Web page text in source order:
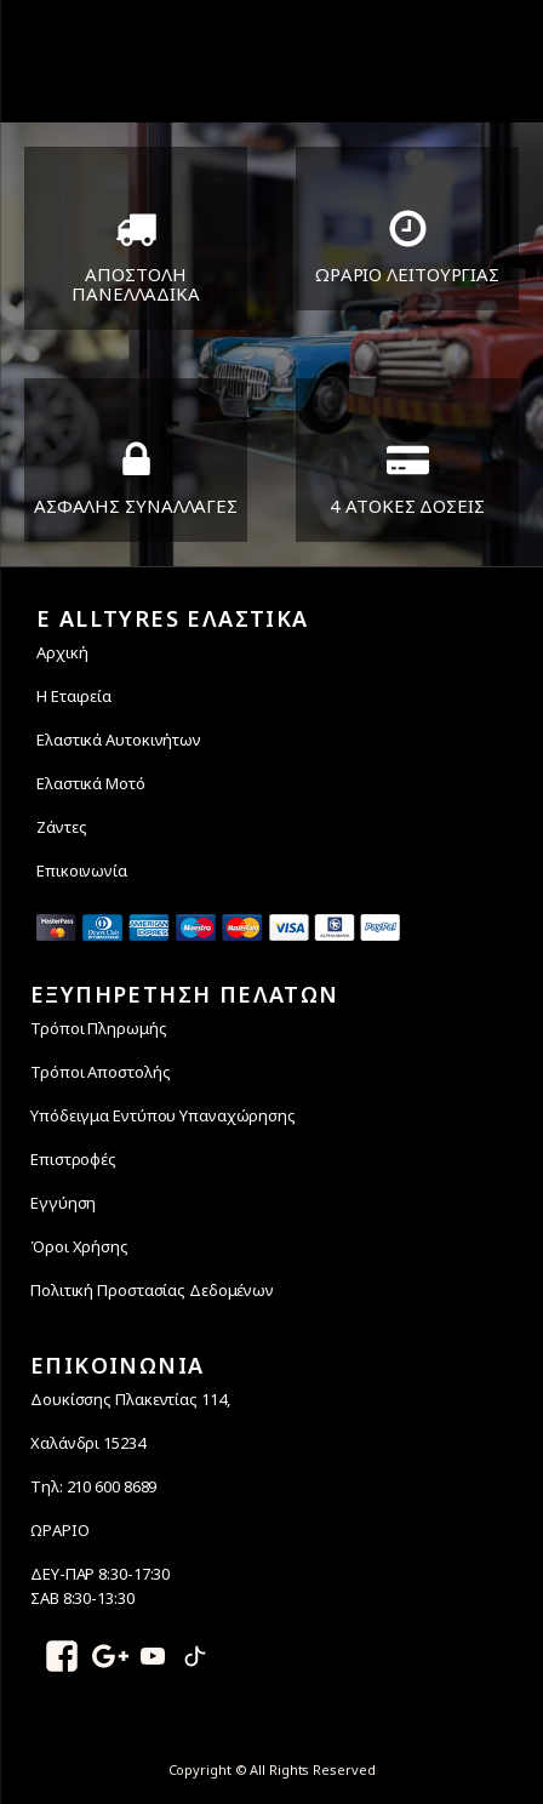
ΑΠΟΣΤΟΛΗ
ΠΑΝΕΛΛΑΔΙΚA
Όπου και αν είστε θα σας
στείλουμε τα ελαστικά σας
ΩΡΑΡΙΟ ΛΕΙΤΟΥΡΓΙΑΣ
ΔΕΥ-ΠΑΡ 8:30-17:30
ΣΑΒ 8:30-13:30
ΑΣΦΑΛΗΣ ΣΥΝΑΛΛΑΓΕΣ 4 ΑΤΟΚΕΣ ΔΟΣΕΙΣ
E ALLTYRES ΕΛΑΣΤΙΚΑ
Αρχική
Η Εταιρεία
Ελαστικά Αυτοκινήτων
Ελαστικά Μοτό
Ζάντες
Επικοινωνία
ΕΞΥΠΗΡΕΤΗΣΗ ΠΕΛΑΤΩΝ
Τρόποι Πληρωμής
Τρόποι Αποστολής
Υπόδειγμα Εντύπου Υπαναχώρησης
Επιστροφές
Εγγύηση
Όροι Χρήσης
Πολιτική Προστασίας Δεδομένων
ΕΠΙΚΟΙΝΩΝΙΑ
Δουκίσσης Πλακεντίας 114,
Χαλάνδρι 15234
Τηλ: 210 600 8689
ΩΡΑΡΙΟ
ΔΕΥ-ΠΑΡ 8:30-17:30
ΣΑΒ 8:30-13:30
Copyright © All Rights Reserved